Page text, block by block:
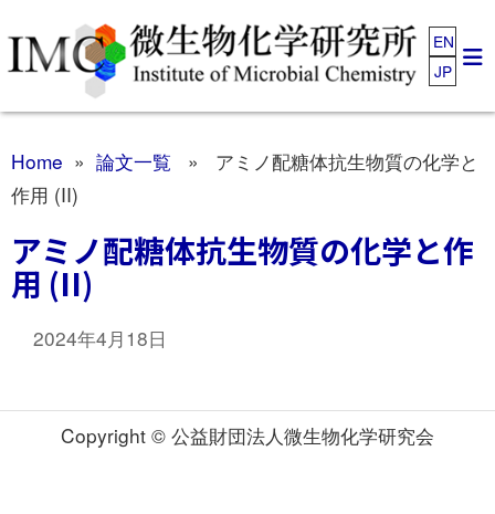
EN
JP
Home » 論文一覧 » アミノ配糖体抗生物質の化学と
作用 (II)
アミノ配糖体抗生物質の化学と作
用 (II)
2024年4月18日
Copyright © 公益財団法人微生物化学研究会